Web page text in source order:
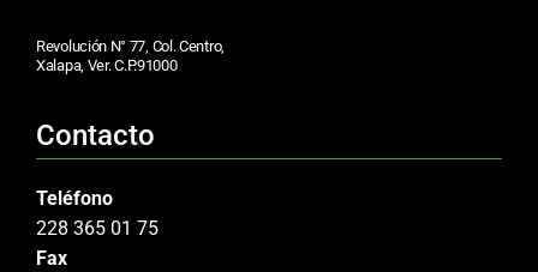
Revolución N° 77, Col. Centro,
Xalapa, Ver. C.P.91000
Contacto
Teléfono
228 365 01 75
Fax